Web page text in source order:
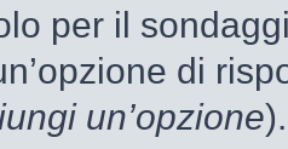
per il
di
un’opzione